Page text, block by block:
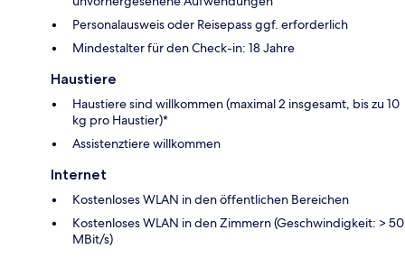
Personalausweis oder Reisepass ggf. erforderlich
Mindestalter für den Check-in: 18 Jahre
Haustiere
Haustiere sind willkommen (maximal 2 insgesamt, bis zu 10
kg pro Haustier)*
Assistenztiere willkommen
Internet
Kostenloses WLAN in den öffentlichen Bereichen
Kostenloses WLAN in den Zimmern (Geschwindigkeit: > 50
MBit/s)